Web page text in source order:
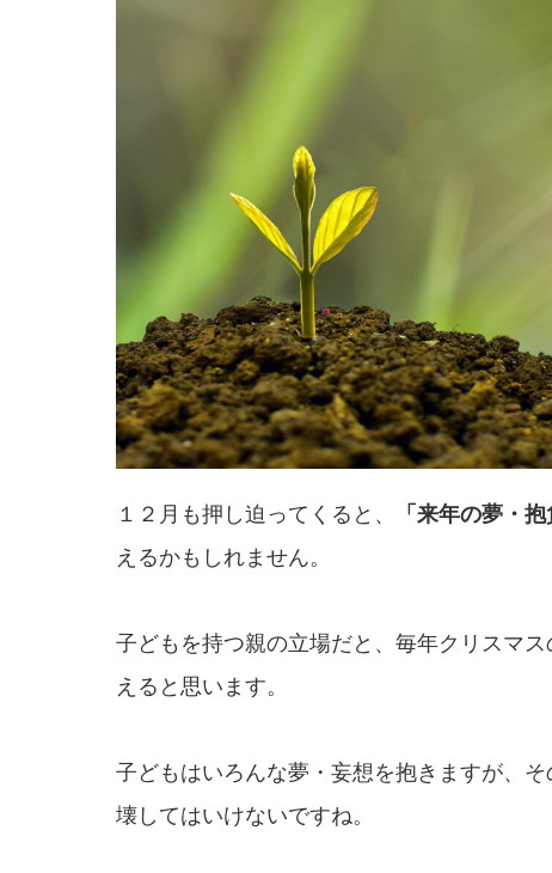
１２月も押し迫ってくると、 「来年の夢・抱
えるかもしれません。
子どもを持つ親の立場だと、毎年クリスマ
えると思います。
子どもはいろんな夢・妄想を抱きますが、
壊してはいけないですね。